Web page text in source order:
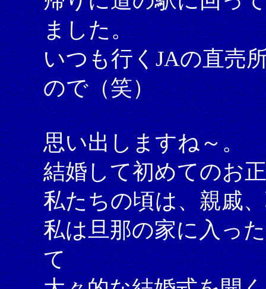
ました。
いつも行くJAの直売
ので（笑）
思い出しますね～。
結婚して初めてのお
私たちの頃は、親戚
私は旦那の家に入っ
て